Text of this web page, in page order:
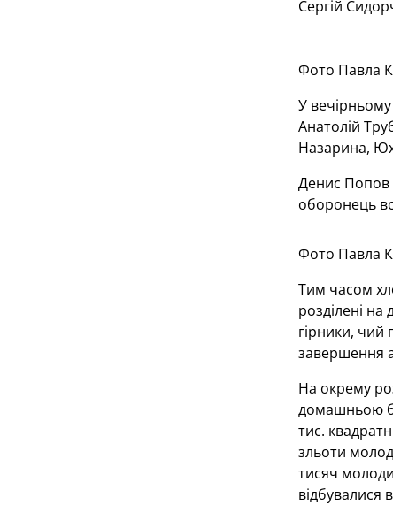
Сергій
Фото Павла
У
Анатолій
Назарина,
Денис Попов
оборонець
Фото Павла
Тим часом
розділені на
гірники, чий
завершення
На окрему
домашньою
тис.
зльоти
тисяч
відбувалися